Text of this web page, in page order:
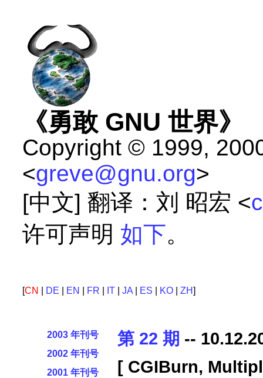
《勇敢 GNU 世界》
Copyright © 1999,
<greve@gnu.org>
[中文] 翻译：刘 昭宏 <
许可声明 如下。
[CN DE EN FR IT| JA| ES KO| ZH]
2003 年刊号
2002 年刊号
2001 年刊号
第 22 期 --
[ CGIBurn,